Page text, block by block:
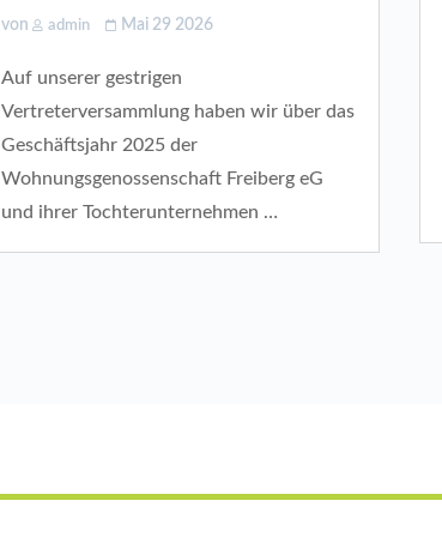
von admin Mai 29 2026
Auf unserer gestrigen
Vertreterversammlung haben wir über das
Geschäftsjahr 2025 der
Wohnungsgenossenschaft Freiberg eG
und ihrer Tochterunternehmen …